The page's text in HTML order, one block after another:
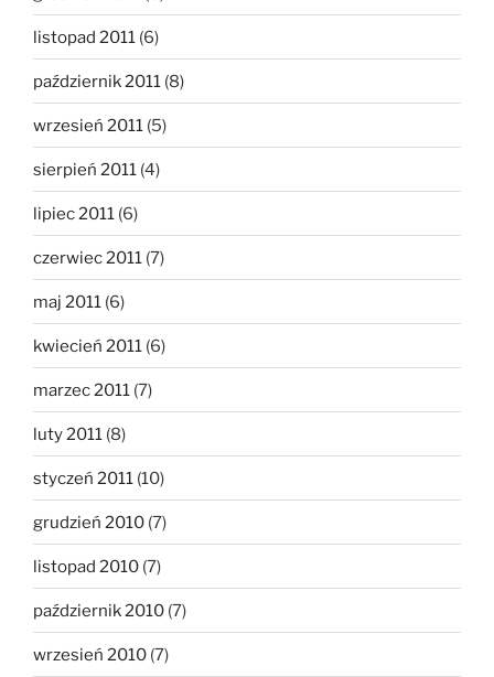
listopad 2011 (6)
październik 2011 (8)
wrzesień 2011 (5)
sierpień 2011 (4)
lipiec 2011 (6)
czerwiec 2011 (7)
maj 2011 (6)
kwiecień 2011 (6)
marzec 2011 (7)
luty 2011 (8)
styczeń 2011 (10)
grudzień 2010 (7)
listopad 2010 (7)
październik 2010 (7)
wrzesień 2010 (7)